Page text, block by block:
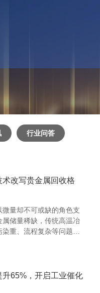
行业问答
改写贵金属回收格
量却不可或缺的角色支
储量稀缺，传统高温冶
重、流程复杂等问题，
65%，开启工业催化